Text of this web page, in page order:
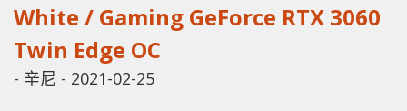
White / Gaming GeForce RTX 3060
Twin Edge OC
- 辛尼 - 2021-02-25